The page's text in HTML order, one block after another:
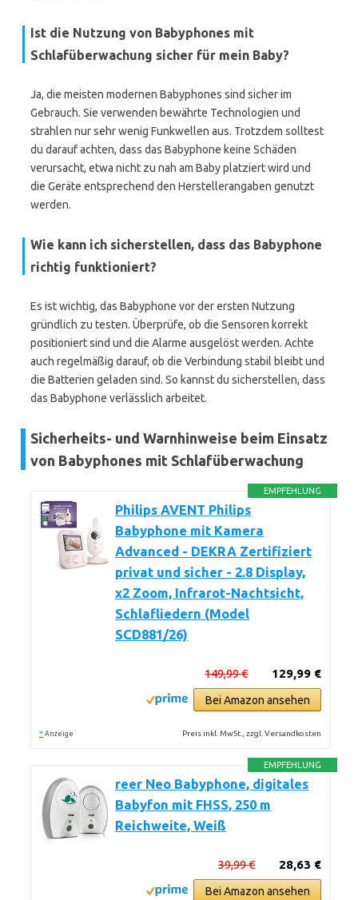
Ist die Nutzung von Babyphones mit
Schlafüberwachung sicher für mein Baby?
Ja, die meisten modernen Babyphones sind sicher im
Gebrauch. Sie verwenden bewährte Technologien und
strahlen nur sehr wenig Funkwellen aus. Trotzdem solltest
du darauf achten, dass das Babyphone keine Schäden
verursacht, etwa nicht zu nah am Baby platziert wird und
die Geräte entsprechend den Herstellerangaben genutzt
werden.
Wie kann ich sicherstellen, dass das Babyphone
richtig funktioniert?
Es ist wichtig, das Babyphone vor der ersten Nutzung
gründlich zu testen. Überprüfe, ob die Sensoren korrekt
positioniert sind und die Alarme ausgelöst werden. Achte
auch regelmäßig darauf, ob die Verbindung stabil bleibt und
die Batterien geladen sind. So kannst du sicherstellen, dass
das Babyphone verlässlich arbeitet.
Sicherheits- und Warnhinweise beim Einsatz
von Babyphones mit Schlafüberwachung
EMPFEHLUNG
Philips AVENT Philips
Babyphone mit Kamera
Advanced - DEKRA Zertifiziert
privat und sicher - 2.8 Display,
x2 Zoom, Infrarot-Nachtsicht,
Schlafliedern (Model
SCD881/26)
129,99 €
149,99 €
Bei Amazon ansehen
* Anzeige Preis inkl. MwSt., zzgl. Versandkosten
EMPFEHLUNG
reer Neo Babyphone, digitales
Babyfon mit FHSS, 250 m
Reichweite, Weiß
28,63 €
39,99 €
Bei Amazon ansehen